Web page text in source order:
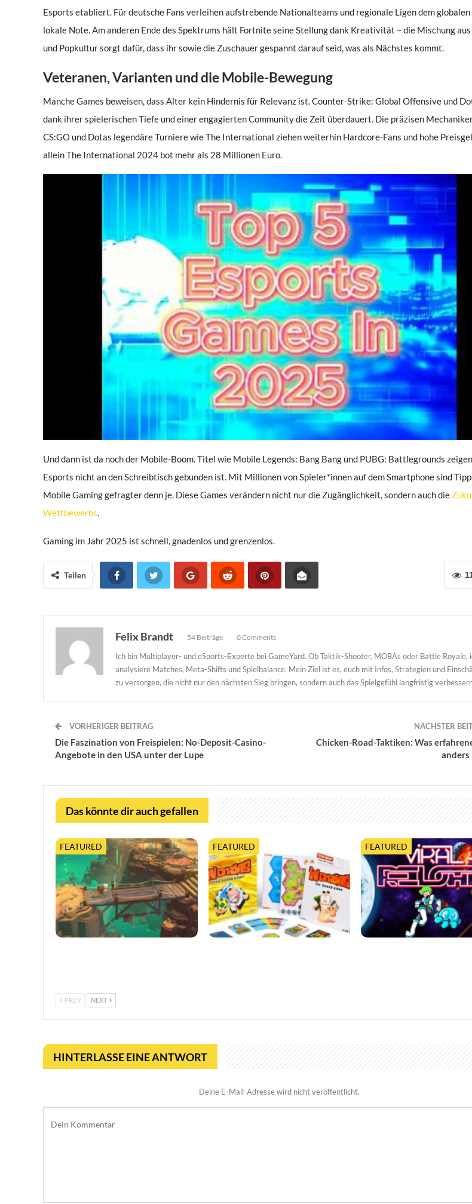
Esports etabliert. Für deutsche Fans verleihen aufstrebende Nationalteams und regionale Ligen dem globalen
lokale Note. Am anderen Ende des Spektrums hält Fortnite seine Stellung dank Kreativität – die Mischung
und Popkultur sorgt dafür, dass ihr sowie die Zuschauer gespannt darauf seid, was als Nächstes kommt.
Veteranen, Varianten und die Mobile-Bewegung
Manche Games beweisen, dass Alter kein Hindernis für Relevanz ist. Counter-Strike: Global Offensive und
dank ihrer spielerischen Tiefe und einer engagierten Community die Zeit überdauert. Die präzisen
CS:GO und Dotas legendäre Turniere wie The International ziehen weiterhin Hardcore-Fans und hohe
allein The International 2024 bot mehr als 28 Millionen Euro.
Und dann ist da noch der Mobile-Boom. Titel wie Mobile Legends: Bang Bang und PUBG: Battlegrounds
Esports nicht an den Schreibtisch gebunden ist. Mit Millionen von Spieler*innen auf dem Smartphone sind
Mobile Gaming gefragter denn je. Diese Games verändern nicht nur die Zugänglichkeit, sondern auch die
Wettbewerbs
Gaming im Jahr 2025 ist schnell, gnadenlos und grenzenlos.
Teilen
Felix Brandt 54 Beiträge 0 Comments
Ich bin Multiplayer- und eSports-Experte bei GameYard. Ob Taktik-Shooter, MOBAs oder Battle Royale,
analysiere Matches, Meta-Shifts und Spielbalance. Mein Ziel ist es, euch mit Infos, Strategien und
zu versorgen, die nicht nur den nächsten Sieg bringen, sondern auch das Spielgefühl langfristig
VORHERIGER BEITRAG
Die Faszination von Freispielen: No-Deposit-Casino-
Angebote in den USA unter der Lupe
NÄCHSTER
Chicken-Road-Taktiken: Was
anders
Das könnte dir auch gefallen
FEATURED FEATURED FEATURED
PREV NEXT
HINTERLASSE EINE ANTWORT
Deine E-Mail-Adresse wird nicht veröffentlicht.